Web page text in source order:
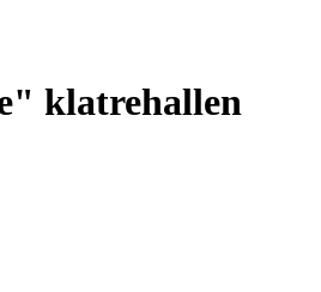
klatrehallen